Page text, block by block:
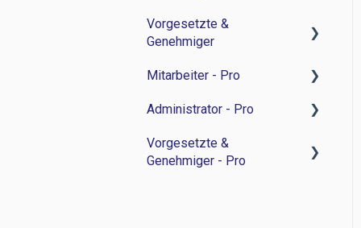
Vorgesetzte &
Genehmiger
Zeitwirtschaft
Personalverwaltung
Bewerbermanagament
Mitarbeiter - Pro
Feedback-Sessions -
Ziele -
Administrator - Pro
Feedback-Session -
Personalentwicklung
Vorgesetzte &
Genehmiger - Pro